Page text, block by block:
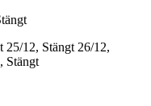
25/12, Stängt 26/12,
Stängt